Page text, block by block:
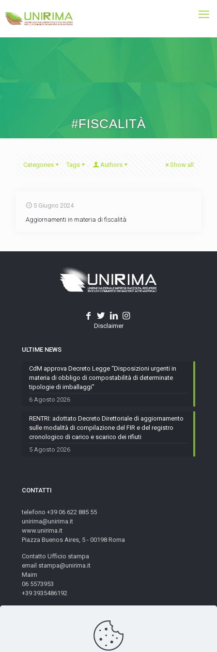
#FISCALITÀ
Categories Tags Authors Show all
5 Giugno 2024
Aggiornamenti in materia di fiscalità
Disclaimer
ULTIME NEWS
CdM approva Decreto Legge “Disposizioni urgenti in
materia di obbligo di compostabilità di determinate
tipologie di imballaggi”
6 Agosto 2026
RENTRI: adottato Decreto Direttoriale di aggiornamento
sulle modalità di compilazione del FIR e del registro
cronologico di carico e scarico dei rifiuti
5 Agosto 2026
CONTATTI
telefono +39 06 622 885 55
unirima@unirima.it
www.unirima.it
Piazza Buenos Aires, 5 - 00198 Roma
Contatto Ufficio stampa
email stampa@unirima.it
Maim
06 5573953
+39 3935486192